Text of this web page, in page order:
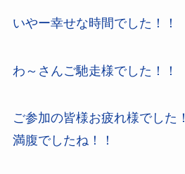
いやー幸せな時間でした！！
わ～さんご馳走様でした！！
ご参加の皆様お疲れ様でした！
満腹でしたね！！